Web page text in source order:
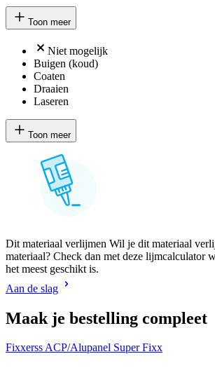
Toon meer
Niet mogelijk
Buigen (koud)
Coaten
Draaien
Laseren
Toon meer
Dit materiaal verlijmen Wil je dit materiaal
materiaal? Check dan met deze lijmcalculator
het meest geschikt is.
Aan de slag
Maak je bestelling compleet
Fixxerss ACP/Alupanel Super Fixx